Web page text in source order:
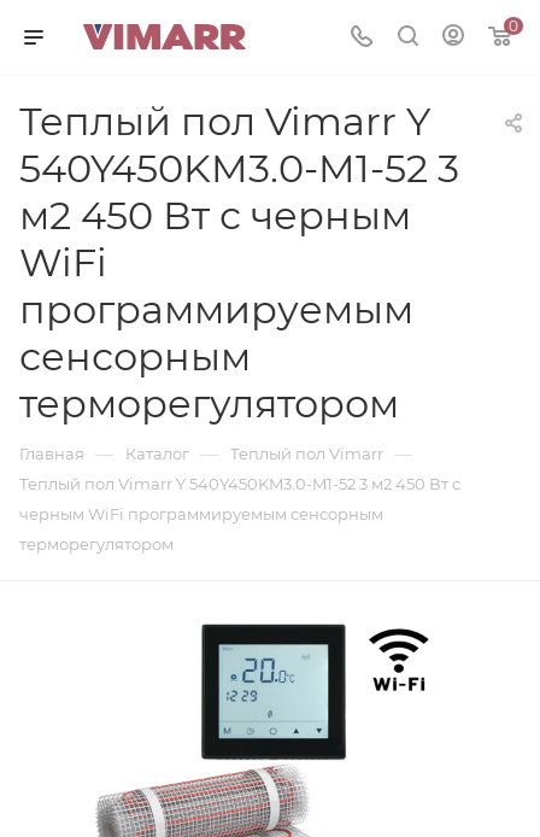
0
Теплый пол Vimarr Y
540Y450KM3.0-M1-52 3
м2 450 Вт с черным
WiFi
программируемым
сенсорным
терморегулятором
Главная — Каталог — Теплый пол Vimarr —
Теплый пол Vimarr Y 540Y450KM3.0-M1-52 3 м2 450 Вт с
черным WiFi программируемым сенсорным
терморегулятором